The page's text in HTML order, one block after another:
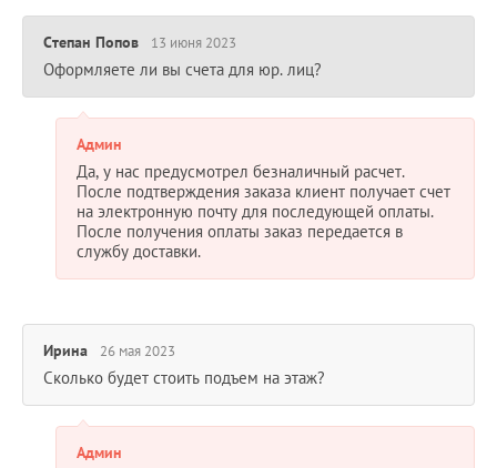
Степан Попов 13 июня 2023
Оформляете ли вы счета для юр. лиц?
Админ
Да, у нас предусмотрел безналичный расчет.
После подтверждения заказа клиент получает счет
на электронную почту для последующей оплаты.
После получения оплаты заказ передается в
службу доставки.
Ирина 26 мая 2023
Сколько будет стоить подъем на этаж?
Админ